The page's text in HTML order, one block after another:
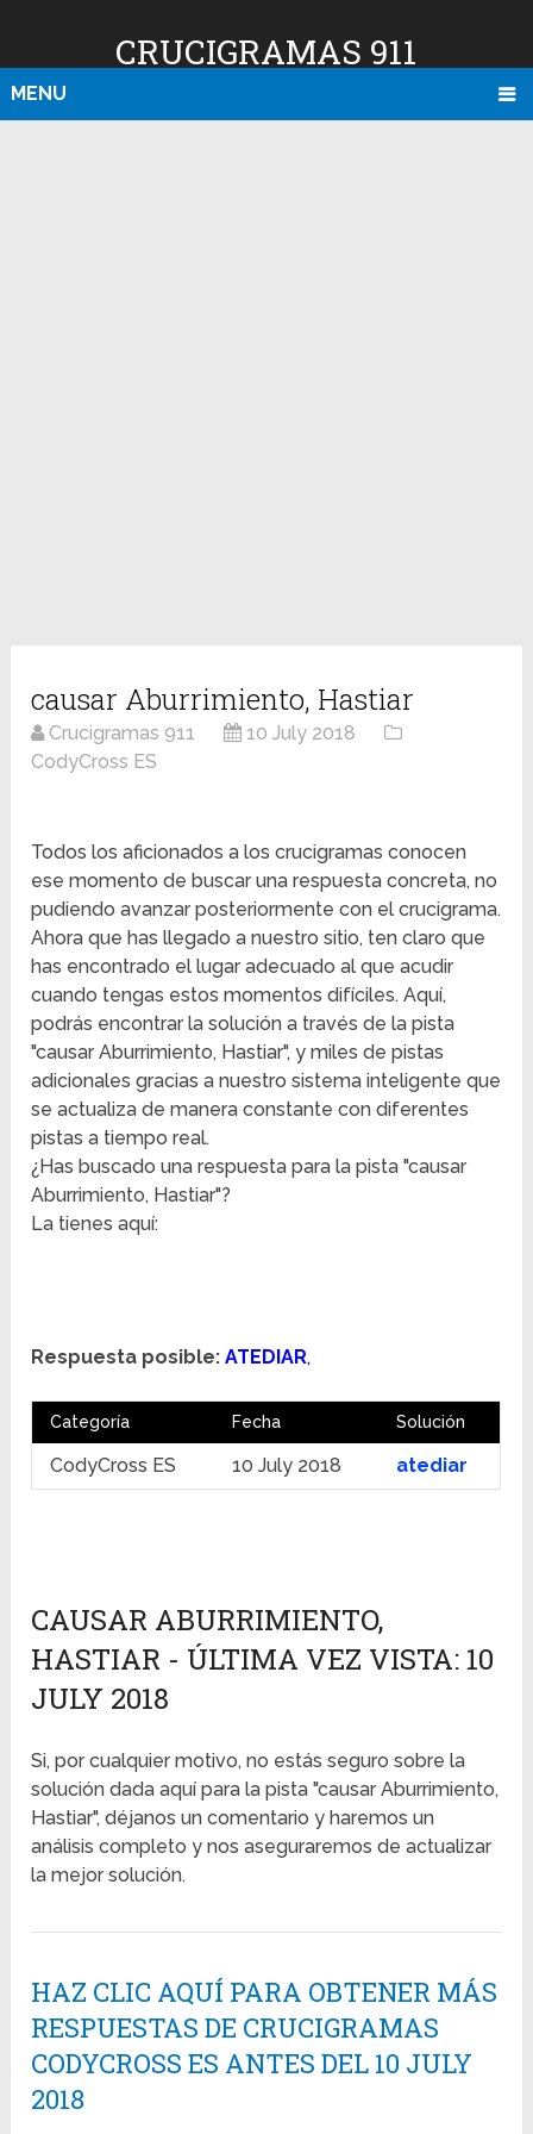
CRUCIGRAMAS 911
MENU
causar Aburrimiento, Hastiar
Crucigramas 911
10 July 2018
CodyCross ES
Todos los aficionados a los crucigramas conocen
ese momento de buscar una respuesta concreta, no
pudiendo avanzar posteriormente con el crucigrama.
Ahora que has llegado a nuestro sitio, ten claro que
has encontrado el lugar adecuado al que acudir
cuando tengas estos momentos difíciles. Aquí,
podrás encontrar la solución a través de la pista
"causar Aburrimiento, Hastiar", y miles de pistas
adicionales gracias a nuestro sistema inteligente que
se actualiza de manera constante con diferentes
pistas a tiempo real.
¿Has buscado una respuesta para la pista "causar
Aburrimiento, Hastiar"?
La tienes aquí:
Respuesta posible: ATEDIAR,
Categoría Fecha Solución
CodyCross ES 10 July 2018 atediar
CAUSAR ABURRIMIENTO,
HASTIAR - ÚLTIMA VEZ VISTA: 10
JULY 2018
Si, por cualquier motivo, no estás seguro sobre la
solución dada aquí para la pista "causar Aburrimiento,
Hastiar", déjanos un comentario y haremos un
análisis completo y nos aseguraremos de actualizar
la mejor solución.
HAZ CLIC AQUÍ PARA OBTENER MÁS
RESPUESTAS DE CRUCIGRAMAS
CODYCROSS ES ANTES DEL 10 JULY
2018